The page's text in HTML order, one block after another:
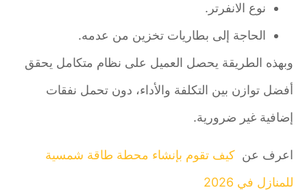
نوع الانفرتر.
الحاجة إلى بطاريات تخزين من عدمه.
وبهذه الطريقة يحصل العميل على نظام متكامل يحقق
أفضل توازن بين التكلفة والأداء، دون تحمل نفقات
إضافية غير ضرورية.
اعرف عنكيف تقوم بإنشاء محطة طاقة شمسية
للمنازل في 2026